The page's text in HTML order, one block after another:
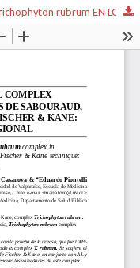
ANALISIS FENOTIPICO DEL COMPLEX Trichophyton rubrum EN LOS MEDIOS DE SABOURAUD, LACTRIMEL, Y LA TECNICA DE FISCHER & KANE: UNA EXPERIENCIA REGIONAL